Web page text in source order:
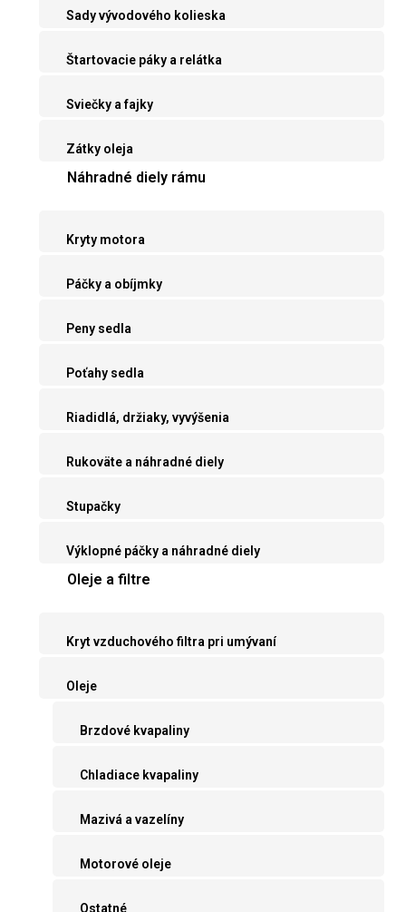
Sady vývodového kolieska
Štartovacie páky a relátka
Sviečky a fajky
Zátky oleja
Náhradné diely rámu
Kryty motora
Páčky a obíjmky
Peny sedla
Poťahy sedla
Riadidlá, držiaky, vyvýšenia
Rukoväte a náhradné diely
Stupačky
Výklopné páčky a náhradné diely
Oleje a filtre
Kryt vzduchového filtra pri umývaní
Oleje
Brzdové kvapaliny
Chladiace kvapaliny
Mazivá a vazelíny
Motorové oleje
Ostatné